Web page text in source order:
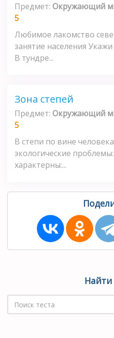
Предмет: Окружающий
5
Любимое лакомство
занятие населения
В тундре...
Зона степей
Предмет: Окружающий
5
В степи по вине
экологические
характерны:...
Найти